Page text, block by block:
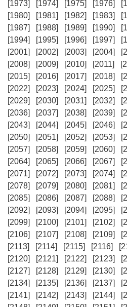
[1973] [1974] [1975] [1976]
[1980]
[1981] [1982] [1983]
[1987]
[1988] [1989] [1990]
[1994]
[1995] [1996] [1997]
[2001]
[2002] [2003] [2004]
[2008]
[2009] [2010] [2011]
[2015]
[2016] [2017] [2018]
[2022]
[2023] [2024] [2025]
[2029]
[2030] [2031] [2032]
[2036]
[2037] [2038] [2039]
[2043]
[2044] [2045] [2046]
[2050]
[2051] [2052] [2053]
[2057]
[2058] [2059] [2060]
[2064]
[2065] [2066] [2067]
[2071]
[2072] [2073] [2074]
[2078]
[2079] [2080] [2081]
[2085]
[2086] [2087] [2088]
[2092]
[2093] [2094] [2095]
[2099]
[2100] [2101] [2102]
[2106]
[2107] [2108] [2109]
[2113]
[2114] [2115] [2116]
[2120]
[2121] [2122] [2123]
[2127]
[2128] [2129] [2130]
[2134]
[2135] [2136] [2137]
[2141]
[2142] [2143] [2144]